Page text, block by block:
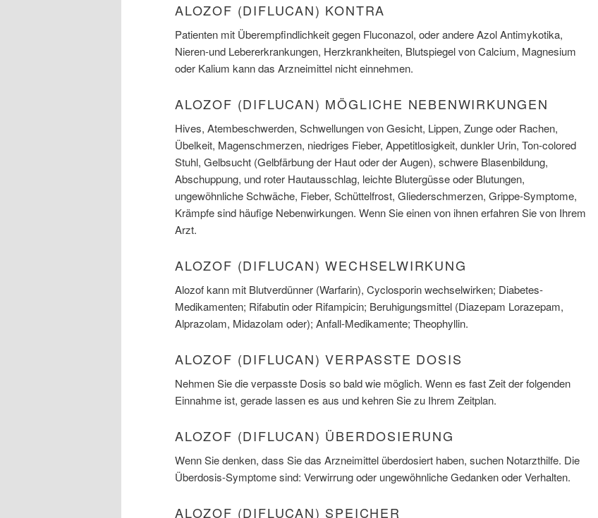
ALOZOF (DIFLUCAN) KONTRA
Patienten mit Überempfindlichkeit gegen Fluconazol, oder andere Azol Antimykotika,
Nieren-und Lebererkrankungen, Herzkrankheiten, Blutspiegel von Calcium, Magnesium
oder Kalium kann das Arzneimittel nicht einnehmen.
ALOZOF (DIFLUCAN) MÖGLICHE NEBENWIRKUNGEN
Hives, Atembeschwerden, Schwellungen von Gesicht, Lippen, Zunge oder Rachen,
Übelkeit, Magenschmerzen, niedriges Fieber, Appetitlosigkeit, dunkler Urin, Ton-colored
Stuhl, Gelbsucht (Gelbfärbung der Haut oder der Augen), schwere Blasenbildung,
Abschuppung, und roter Hautausschlag, leichte Blutergüsse oder Blutungen,
ungewöhnliche Schwäche, Fieber, Schüttelfrost, Gliederschmerzen, Grippe-Symptome,
Krämpfe sind häufige Nebenwirkungen. Wenn Sie einen von ihnen erfahren Sie von Ihrem
Arzt.
ALOZOF (DIFLUCAN) WECHSELWIRKUNG
Alozof kann mit Blutverdünner (Warfarin), Cyclosporin wechselwirken; Diabetes-
Medikamenten; Rifabutin oder Rifampicin; Beruhigungsmittel (Diazepam Lorazepam,
Alprazolam, Midazolam oder); Anfall-Medikamente; Theophyllin.
ALOZOF (DIFLUCAN) VERPASSTE DOSIS
Nehmen Sie die verpasste Dosis so bald wie möglich. Wenn es fast Zeit der folgenden
Einnahme ist, gerade lassen es aus und kehren Sie zu Ihrem Zeitplan.
ALOZOF (DIFLUCAN) ÜBERDOSIERUNG
Wenn Sie denken, dass Sie das Arzneimittel überdosiert haben, suchen Notarzthilfe. Die
Überdosis-Symptome sind: Verwirrung oder ungewöhnliche Gedanken oder Verhalten.
ALOZOF (DIFLUCAN) SPEICHER